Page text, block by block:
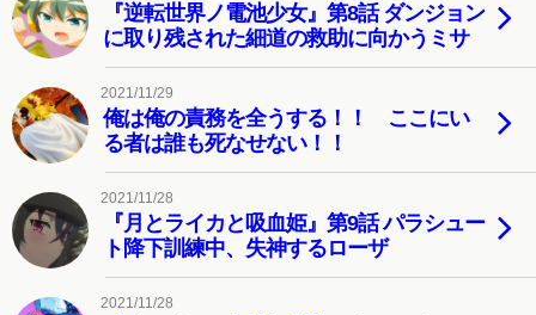
『逆転世界ノ電池少女』第8話 ダンジョン
に取り残された細道の救助に向かうミサ
2021/11/29
俺は俺の責務を全うする！！ ここにい
る者は誰も死なせない！！
2021/11/28
『月とライカと吸血姫』第9話 パラシュー
ト降下訓練中、失神するローザ
2021/11/28